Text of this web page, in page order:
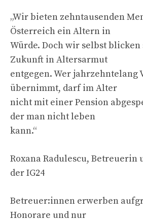
„Wir bieten zehntausenden
Österreich ein Altern in
Würde. Doch wir selbst
Zukunft in Altersarmut
entgegen. Wer jahrzehntelang
übernimmt, darf im Alter
nicht mit einer Pension
der man nicht leben
kann.“
Roxana Radulescu,
der IG24
Betreuer:innen erwerben
Honorare und nur